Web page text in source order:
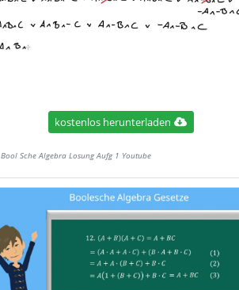
kostenlos herunterladen
Bool Sche Algebra Losung Aufg 1 Youtube